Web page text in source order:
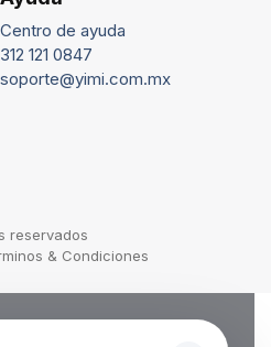
Centro de ayuda
312 121 0847
soporte@yimi.com.mx
reservados
& Condiciones